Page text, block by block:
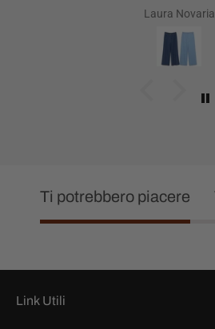
Laura Novaria
Ti potrebbero piacere
Link Utili